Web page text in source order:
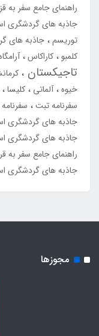
راهنمای جامع سفر به
جاذبه های گردشگری
توریسم جاذبه های
کلمبو کاراکاس
تاجیکستان
خیوه آلماتی کلیسا
سفرنامه تبت
جاذبه های گردشگری
جاذبه های گردشگری
راهنمای جامع سفر به
جاذبه های گردشگری
مجوزها